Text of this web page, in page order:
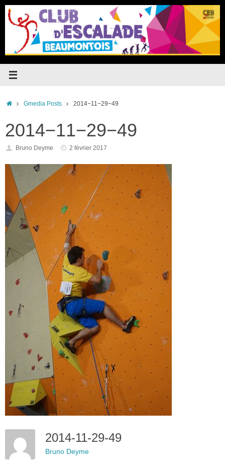
Passer
contenu
Accueil
Gmedia Posts 2014−11−29−49
2014−11−29−49
Bruno Deyme 2 février 2017
2014-11-29-49
Bruno Deyme